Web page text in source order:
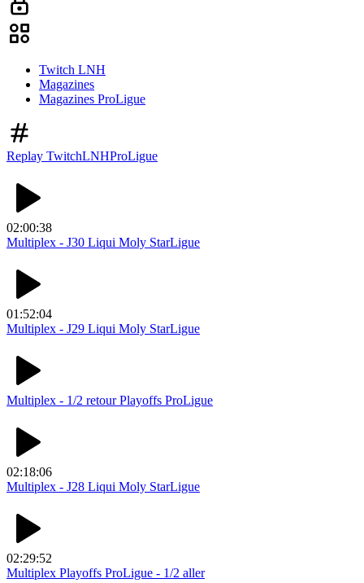
Twitch LNH
Magazines
Magazines ProLigue
Replay TwitchLNHProLigue
02:00:38
Multiplex - J30 Liqui Moly StarLigue
01:52:04
Multiplex - J29 Liqui Moly StarLigue
Multiplex - 1/2 retour Playoffs ProLigue
02:18:06
Multiplex - J28 Liqui Moly StarLigue
02:29:52
Multiplex Playoffs ProLigue - 1/2 aller